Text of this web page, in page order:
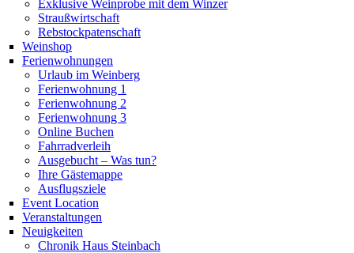
Exklusive Weinprobe mit dem Winzer
Straußwirtschaft
Rebstockpatenschaft
Weinshop
Ferienwohnungen
Urlaub im Weinberg
Ferienwohnung 1
Ferienwohnung 2
Ferienwohnung 3
Online Buchen
Fahrradverleih
Ausgebucht – Was tun?
Ihre Gästemappe
Ausflugsziele
Event Location
Veranstaltungen
Neuigkeiten
Chronik Haus Steinbach